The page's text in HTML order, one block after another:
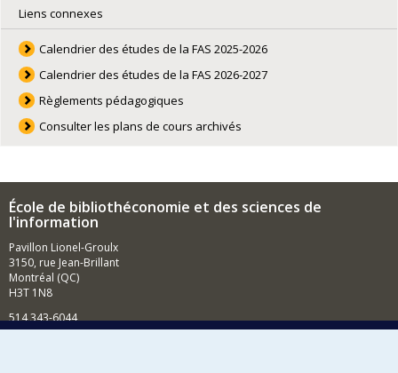
Liens connexes
Calendrier des études de la FAS 2025-2026
Calendrier des études de la FAS 2026-2027
Règlements pédagogiques
Consulter les plans de cours archivés
École de bibliothéconomie et des sciences de
l'information
Pavillon Lionel-Groulx
3150, rue Jean-Brillant
Montréal (QC)
H3T 1N8
514 343-6044